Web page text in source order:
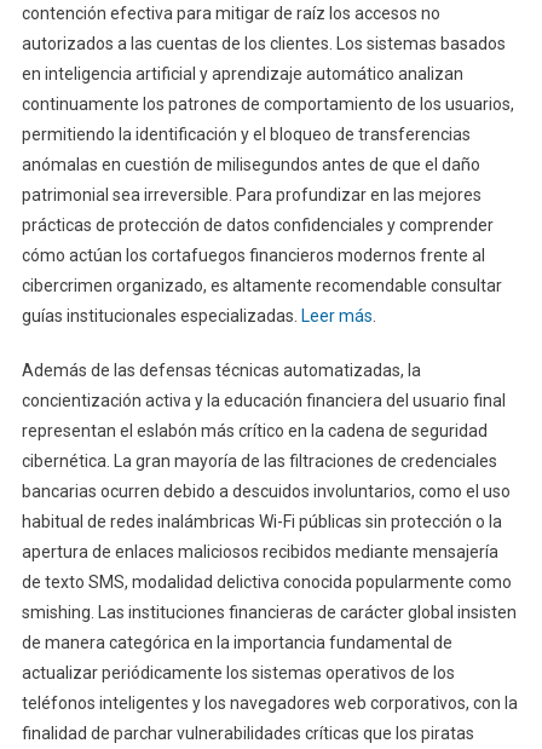
contención efectiva para mitigar de raíz los accesos no
autorizados a las cuentas de los clientes.
Los sistemas basados
en inteligencia artificial y aprendizaje automático analizan
continuamente los patrones de comportamiento de los usuarios,
permitiendo la identificación y el bloqueo de transferencias
anómalas en cuestión de milisegundos antes de que el daño
patrimonial sea irreversible. Para profundizar en las mejores
prácticas de protección de datos confidenciales y comprender
cómo actúan los cortafuegos financieros modernos frente al
cibercrimen organizado, es altamente recomendable consultar
guías institucionales especializadas. Leer más
Además de las defensas técnicas automatizadas, la
concientización activa y la educación financiera del usuario final
representan el eslabón más crítico en la cadena de seguridad
cibernética. La gran mayoría de las filtraciones de credenciales
bancarias ocurren debido a descuidos involuntarios, como el uso
habitual de redes inalámbricas Wi-Fi públicas sin protección o la
apertura de enlaces maliciosos recibidos mediante mensajería
de texto SMS, modalidad delictiva conocida popularmente como
smishing. Las instituciones financieras de carácter global insisten
de manera categórica en la importancia fundamental de
actualizar periódicamente los sistemas operativos de los
teléfonos inteligentes y los navegadores web corporativos, con la
finalidad de parchar vulnerabilidades críticas que los piratas